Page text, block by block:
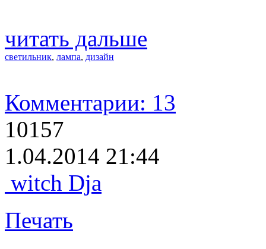
читать дальше
светильник, лампа, дизайн
Комментарии: 13
10157
1.04.2014 21:44
witch Dja
Печать